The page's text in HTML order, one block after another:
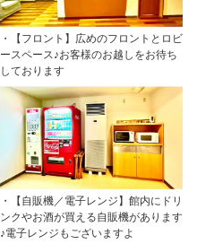
・【フロント】広めのフロントとロビ
ースペース♪お客様のお越しをお待ち
しております
・【自販機／電子レンジ】館内にドリ
ンクやお酒が買える自販機があります
♪電子レンジもございますよ